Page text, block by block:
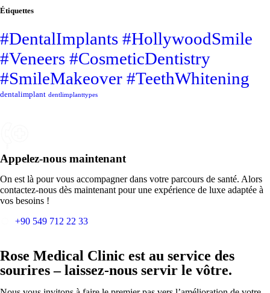
Étiquettes
#DentalImplants #HollywoodSmile
#Veneers #CosmeticDentistry
#SmileMakeover #TeethWhitening
dentalimplant dentlimplanttypes
Appelez-nous maintenant
On est là pour vous accompagner dans votre parcours de santé. Alors
contactez-nous dès maintenant pour une expérience de luxe adaptée à
vos besoins !
+90 549 712 22 33
Rose Medical Clinic est au service des
sourires – laissez-nous servir le vôtre.